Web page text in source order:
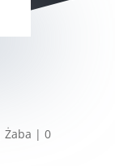
Żaba | 0